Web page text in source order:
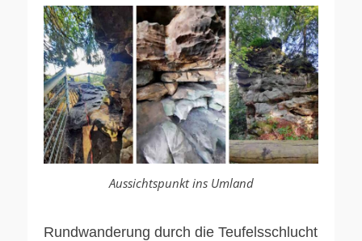
Aussichtspunkt ins Umland
Rundwanderung durch die Teufelsschlucht